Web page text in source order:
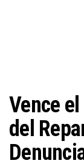
Vence
del